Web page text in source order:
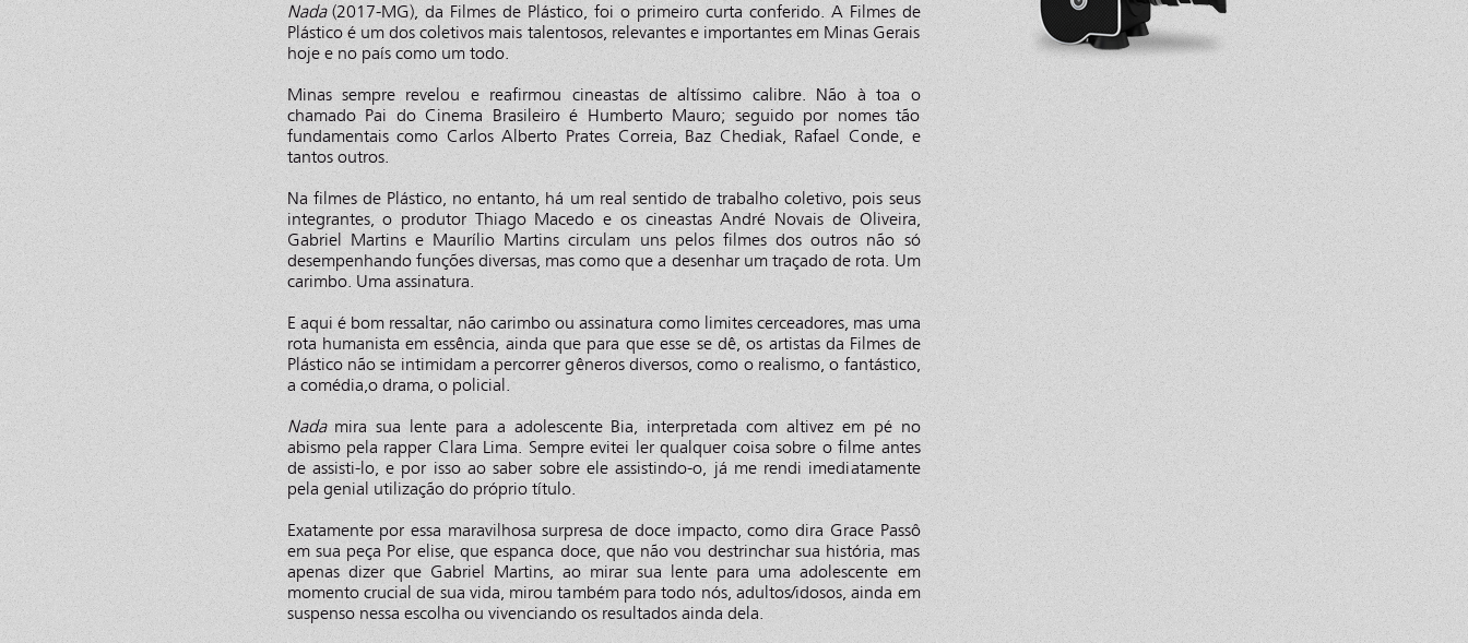
Nada(2017-MG), da Filmes de Plástico, foi o primeiro curta conferido. A Filmes de
Plástico é um dos coletivos mais talentosos, relevantes e importantes em Minas Gerais
hoje e no país como um todo.
Minas sempre revelou e reafirmou cineastas de altíssimo calibre. Não à toa o
chamado Pai do Cinema Brasileiro é Humberto Mauro; seguido por nomes tão
fundamentais como Carlos Alberto Prates Correia, Baz Chediak, Rafael Conde, e
tantos outros.
Na filmes de Plástico, no entanto, há um real sentido de trabalho coletivo, pois seus
integrantes, o produtor Thiago Macedo e os cineastas André Novais de Oliveira,
Gabriel Martins e Maurílio Martins circulam uns pelos filmes dos outros não só
desempenhando funções diversas, mas como que a desenhar um traçado de rota. Um
carimbo. Uma assinatura.
E aqui é bom ressaltar, não carimbo ou assinatura como limites cerceadores, mas uma
rota humanista em essência, ainda que para que esse se dê, os artistas da Filmes de
Plástico não se intimidam a percorrer gêneros diversos, como o realismo, o fantástico,
a comédia,o drama, o policial.
Nadamira sua lente para a adolescente Bia, interpretada com altivez em pé no
abismo pela rapper Clara Lima. Sempre evitei ler qualquer coisa sobre o filme antes
de assisti-lo, e por isso ao saber sobre ele assistindo-o, já me rendi imediatamente
pela genial utilização do próprio título.
Exatamente por essa maravilhosa surpresa de doce impacto, como dira Grace Passô
em sua peça Por elise, que espanca doce, que não vou destrinchar sua história, mas
apenas dizer que Gabriel Martins, ao mirar sua lente para uma adolescente em
momento crucial de sua vida, mirou também para todo nós, adultos/idosos, ainda em
suspenso nessa escolha ou vivenciando os resultados ainda dela.